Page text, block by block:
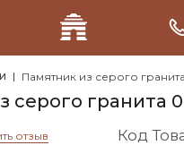
Памятник из серого гранита
серого гранита
отзыв Код